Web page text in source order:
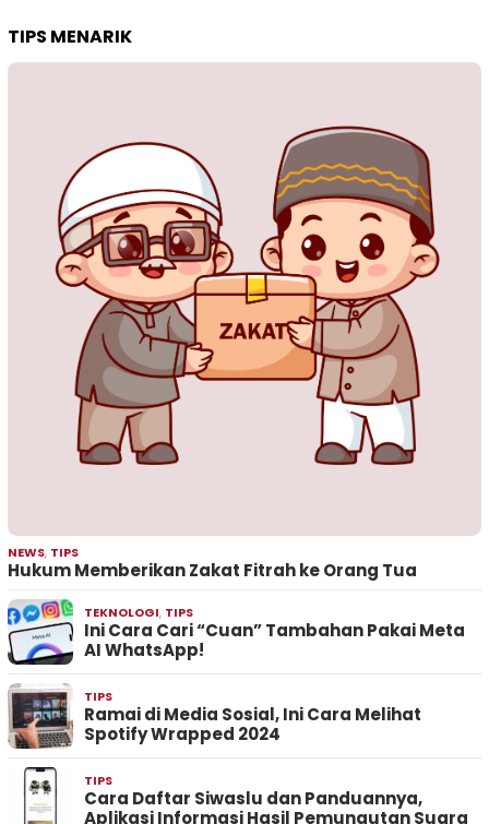
TIPS MENARIK
NEWS, TIPS
Hukum Memberikan Zakat Fitrah ke Orang Tua
TEKNOLOGI, TIPS
Ini Cara Cari “Cuan” Tambahan Pakai Meta
AI WhatsApp!
TIPS
Ramai di Media Sosial, Ini Cara Melihat
Spotify Wrapped 2024
TIPS
Cara Daftar Siwaslu dan Panduannya,
Aplikasi Informasi Hasil Pemungutan Suara